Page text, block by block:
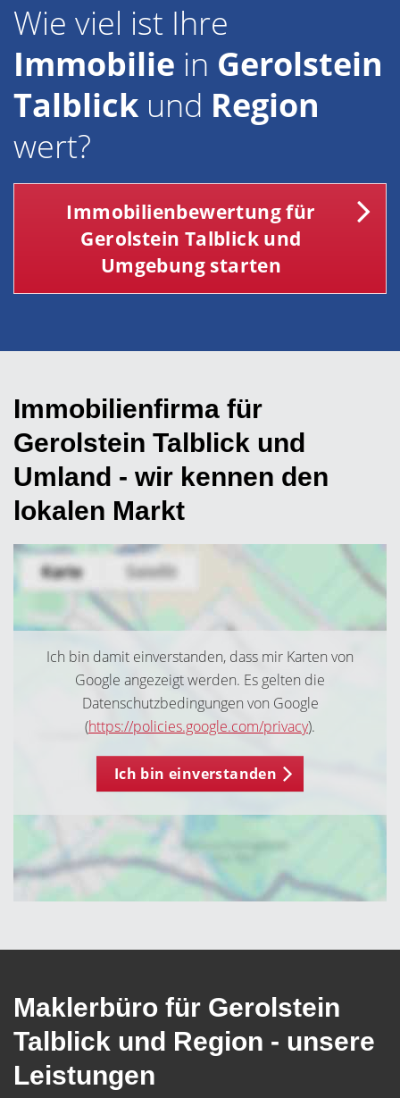
Wie viel ist Ihre
Immobilie in Gerolstein
Talblick und Region
wert?
Immobilienbewertung für
Gerolstein Talblick und
Umgebung starten
Immobilienfirma für
Gerolstein Talblick und
Umland - wir kennen den
lokalen Markt
Ich bin damit einverstanden, dass mir Karten von
Google angezeigt werden. Es gelten die
Datenschutzbedingungen von Google
(https://policies.google.com/privacy).
Ich bin einverstanden
Maklerbüro für Gerolstein
Talblick und Region - unsere
Leistungen